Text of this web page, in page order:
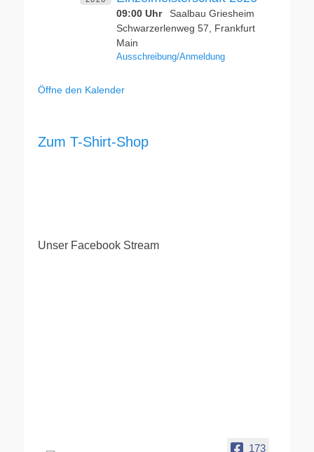
09:00 Uhr
Saalbau Griesheim
Schwarzerlenweg 57, Frankfurt
Main
Ausschreibung/Anmeldung
Öffne den Kalender
Zum T-Shirt-Shop
Unser Facebook Stream
173